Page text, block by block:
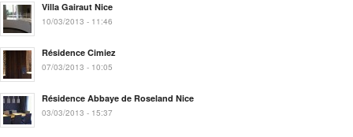
Villa Gairaut Nice
10/03/2013 - 11:46
Résidence Cimiez
07/03/2013 - 10:05
Résidence Abbaye de Roseland Nice
03/03/2013 - 15:37